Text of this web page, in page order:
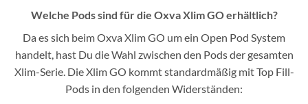
Welche Pods sind für die Oxva Xlim GO erhältlich?
Da es sich beim Oxva Xlim GO um ein Open Pod System
handelt, hast Du die Wahl zwischen den Pods der gesamten
Xlim-Serie. Die Xlim GO kommt standardmäßig mit Top Fill-
Pods in den folgenden Widerständen: